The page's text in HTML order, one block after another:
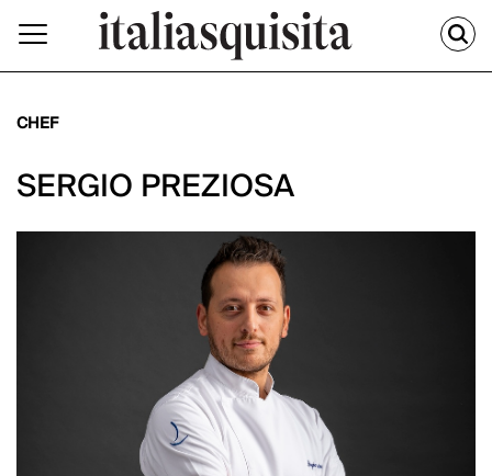
CHEF
SERGIO PREZIOSA